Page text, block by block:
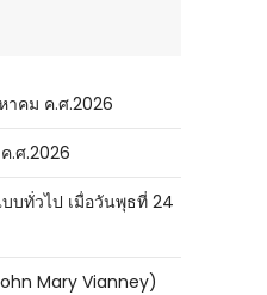
คม ค.ศ.2026
.ศ.2026
แบบทั่วไป เมื่อวันพุธที่ 24
Mary Vianney)